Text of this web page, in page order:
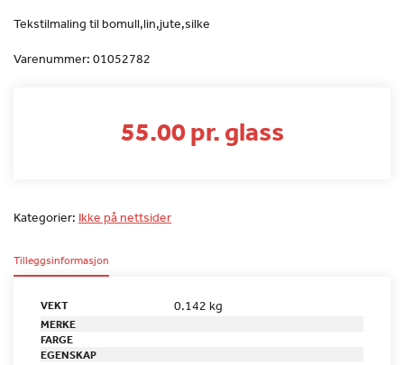
Tekstilmaling til bomull,lin,jute,silke
Varenummer: 01052782
55.00 pr. glass
Kategorier: Ikke på nettsider
Tilleggsinformasjon
VEKT 0.142 kg
MERKE
FARGE
EGENSKAP